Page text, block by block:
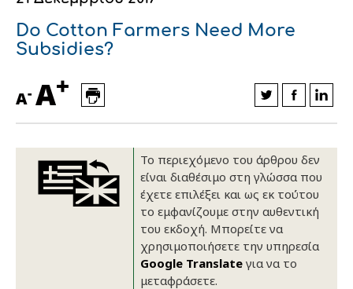
Οικονομικά στοιχεία
Εταιρική δομή
Καινοτομία
Εκδηλώσεις
Επικοινωνία
Εξαγωγές
Συνέδρια
Ευφυής γεωργία
Συμβουλευτική στο χωράφι
Εκκόκκιση για λογαριασμό του
παραγωγού
Ιατρικές υπηρεσίες
Αλυσίδα βάμβακος
Κλωστοϋφαντουργία - Ένδυση
Εταιρικά νέα
Do Cotton Farmers Need More
Subsidies?
A- A+
Το περιεχόμενο του άρθρου δεν
είναι διαθέσιμο στη γλώσσα που
έχετε επιλέξει και ως εκ τούτου
το εμφανίζουμε στην αυθεντική
του εκδοχή. Μπορείτε να
χρησιμοποιήσετε την υπηρεσία
Google Translateγια να το
μεταφράσετε.